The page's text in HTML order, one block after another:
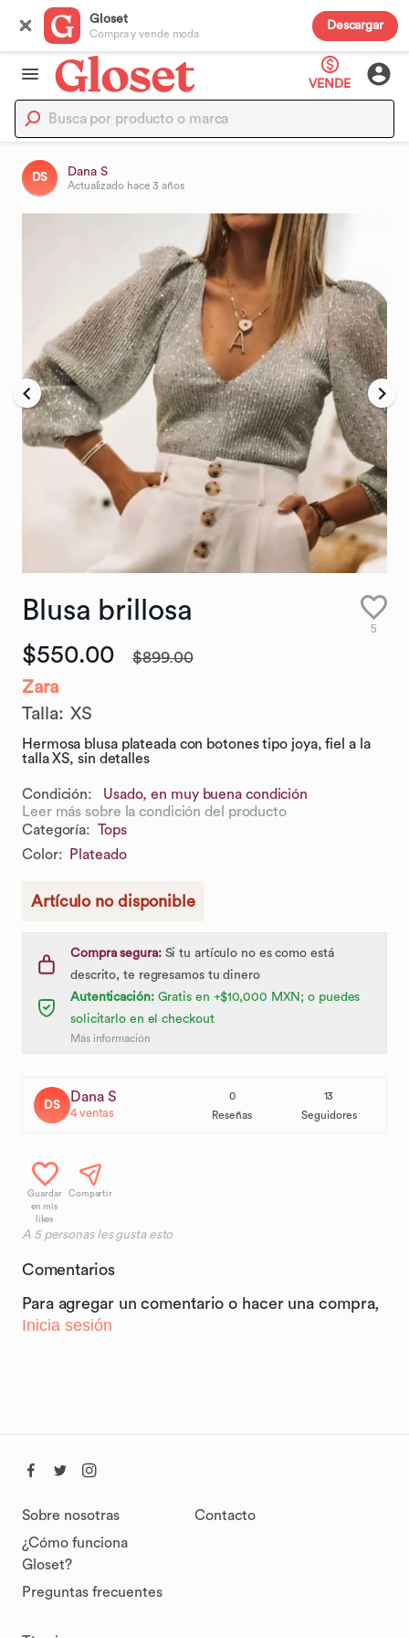
Gloset
Compra y vende moda
Descargar
VENDE
DS Dana S
Actualizado hace 3 años
Blusa brillosa
5
$550.00 $899.00
Zara
Talla: XS
Hermosa blusa plateada con botones tipo joya, fiel a la
talla XS, sin detalles
Condición:
Usado, en muy buena condición
Leer más sobre la condición del producto
Categoría: Tops
Color: Plateado
Artículo no disponible
Compra segura:Si tu artículo no es como está
descrito, te regresamos tu dinero
Autenticación:Gratis en +$10,000 MXN; o puedes
solicitarlo en el checkout
Más información
DS Dana S
4ventas
0
Reseñas
13
Seguidores
Guardar
en mis
likes
Compartir
A 5personas les gusta esto
Comentarios
Para agregar un comentario o hacer una compra,
Inicia sesión
Sobre nosotras
¿Cómo funciona
Gloset?
Preguntas frecuentes
Contacto